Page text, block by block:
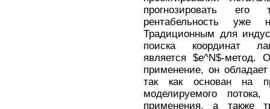
прогнозировать его
рентабельность уже
Традиционным для
поиска координат
является $e^N$-метод.
применение, он
так как основан на
моделируемого
применения, а также